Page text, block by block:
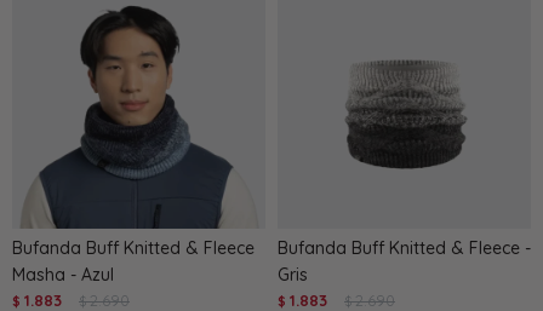
Bufanda Buff Knitted & Fleece
Masha - Azul
$ 1.883 $ 2.690
Bufanda Buff Knitted & Fleece -
Gris
$ 1.883 $ 2.690